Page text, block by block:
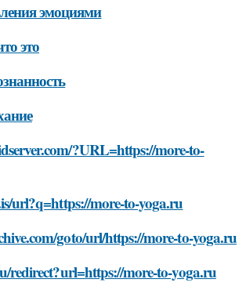
эмоциями
это
?URL=https://more-to-
url?q=https://more-to-yoga.ru
goto/url/https://more-to-yoga.ru
redirect?url=https://more-to-yoga.ru